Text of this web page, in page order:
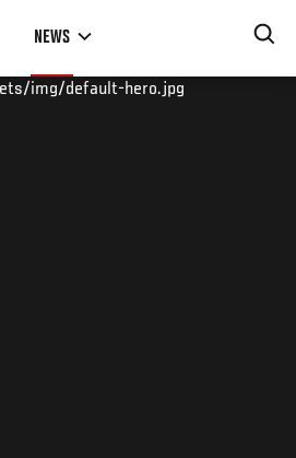
NEWS
img/default-hero.jpg